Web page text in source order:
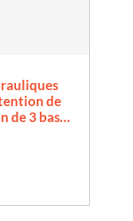
de
de 3 bas…